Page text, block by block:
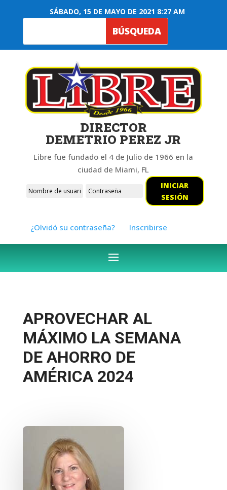
SÁBADO, 15 DE MAYO DE 2021 8:27 AM
DIRECTOR
DEMETRIO PEREZ JR
Libre fue fundado el 4 de Julio de 1966 en la
ciudad de Miami, FL
INICIAR
SESIÓN
¿Olvidó su contraseña? Inscribirse
APROVECHAR AL
MÁXIMO LA SEMANA
DE AHORRO DE
AMÉRICA 2024